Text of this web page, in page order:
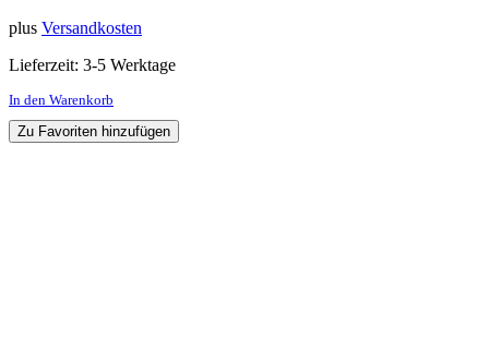
plus Versandkosten
Lieferzeit: 3-5 Werktage
In den Warenkorb
Zu Favoriten hinzufügen